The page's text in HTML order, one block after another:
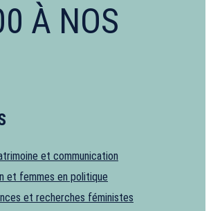
À NOS
et communication
et femmes en politique
et recherches féministes